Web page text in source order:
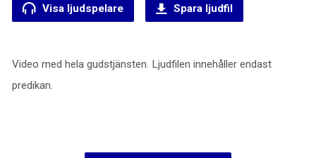
Visa ljudspelare Spara ljudfil
Video med hela gudstjänsten. Ljudfilen innehåller endast
predikan.